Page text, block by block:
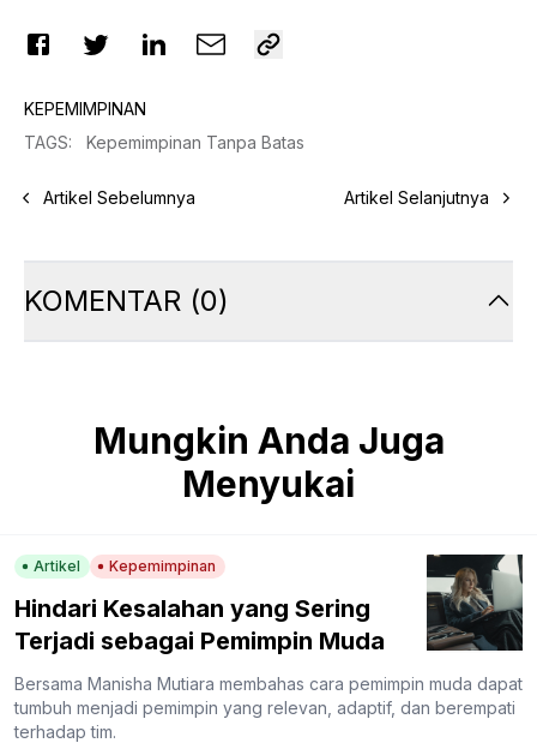
KEPEMIMPINAN
TAGS: Kepemimpinan Tanpa Batas
Artikel Sebelumnya Artikel Selanjutnya
KOMENTAR (0)
Mungkin Anda Juga
Menyukai
Artikel Kepemimpinan
Hindari Kesalahan yang Sering
Terjadi sebagai Pemimpin Muda
Bersama Manisha Mutiara membahas cara pemimpin muda dapat
tumbuh menjadi pemimpin yang relevan, adaptif, dan berempati
terhadap tim.